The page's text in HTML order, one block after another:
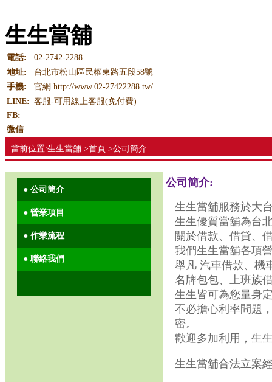
生生當舖
電話:
02-2742-2288
地址:
台北市松山區民權東路五段58號
手機:
官網 http://www.02-27422288.tw/
LINE: 客服-可用線上客服(免付費)
FB:
微信
當前位置:生生當舖 >首頁 >公司簡介
● 公司簡介
● 營業項目
● 作業流程
● 聯絡我們
公司簡介:
生生當舖服務於大
生生優質當舖為台
關於借款、借貸、
我們生生當舖各項
舉凡 汽車借款、機
名牌包包、上班族
生生皆可為您量身
不必擔心利率問題
密。
歡迎多加利用，生
生生當舖合法立案